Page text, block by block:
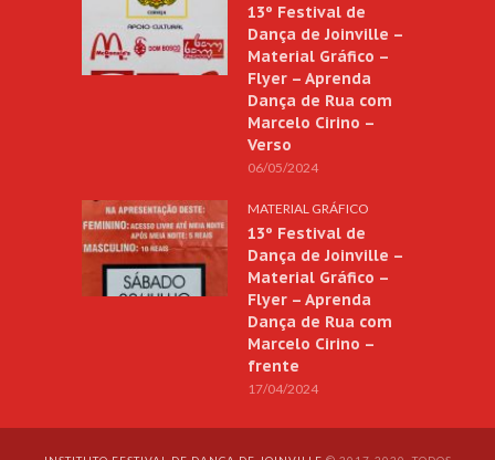
13º Festival de
Dança de Joinville –
Material Gráfico –
Flyer – Aprenda
Dança de Rua com
Marcelo Cirino –
Verso
06/05/2024
MATERIAL GRÁFICO
13º Festival de
Dança de Joinville –
Material Gráfico –
Flyer – Aprenda
Dança de Rua com
Marcelo Cirino –
frente
17/04/2024